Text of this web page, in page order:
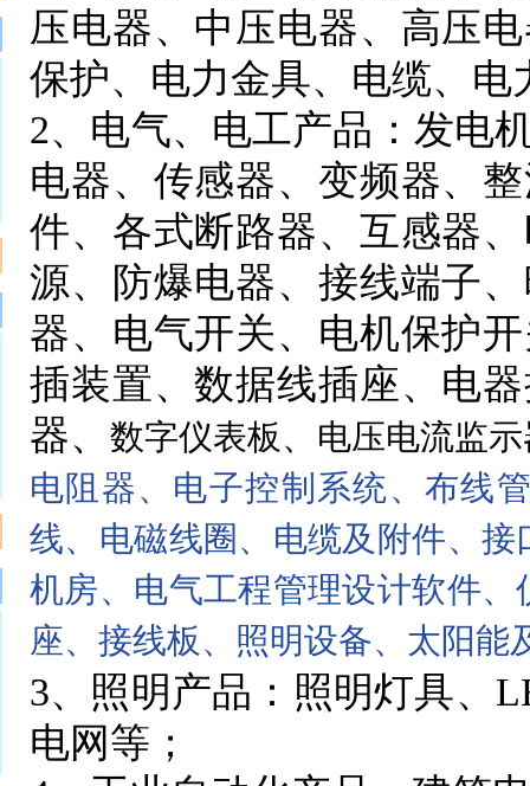
压电器、中压电器、高压
保护、电力金具、电缆、电
2、电气、电工产品：发电
电器、传感器、变频器、
件、各式断路器、互感器
源、防爆电器、接线端子
器、电气开关、电机保护
插装置、数据线插座、电
器、数字仪表板、 电压电流监
电阻器、电子控制系统、布线
线、电磁线圈、电缆及附件、
机房、电气工程管理设计软件
座、接线板、照明设备、太阳能
3、照明产品：照明灯具、
电网等；